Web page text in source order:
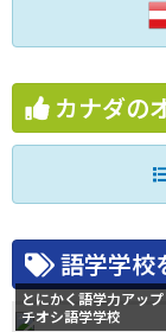
カナダの
語学学校
とにかく語学力アッ
チオシ語学学校